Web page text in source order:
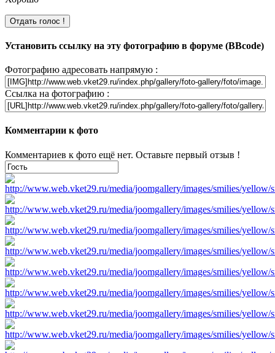
Установить ссылку на эту фотографию в форуме (BBcode)
Фотографию адресовать напрямую :
Ссылка на фотографию :
Комментарии к фото
Комментариев к фото ещё нет. Оставьте первый отзыв !